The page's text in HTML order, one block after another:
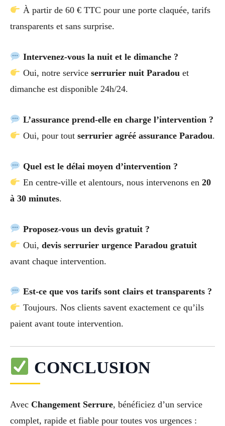
À partir de 60 € TTC pour une porte claquée, tarifs
transparents et sans surprise.
Intervenez-vous la nuit et le dimanche ?
Oui, notre service serrurier nuit Paradouet
dimanche est disponible 24h/24.
L’assurance prend-elle en charge l’intervention ?
Oui, pour tout serrurier agréé assurance Paradou.
Quel est le délai moyen d’intervention ?
En centre-ville et alentours, nous intervenons en 20
à 30 minutes.
Proposez-vous un devis gratuit ?
Oui, devis serrurier urgence Paradou gratuit
avant chaque intervention.
Est-ce que vos tarifs sont clairs et transparents ?
Toujours. Nos clients savent exactement ce qu’ils
paient avant toute intervention.
CONCLUSION
Avec Changement Serrure, bénéficiez d’un service
complet, rapide et fiable pour toutes vos urgences :